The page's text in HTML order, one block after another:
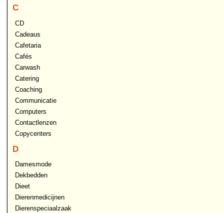
C
CD
Cadeaus
Cafetaria
Cafés
Carwash
Catering
Coaching
Communicatie
Computers
Contactlenzen
Copycenters
D
Damesmode
Dekbedden
Dieet
Dierenmedicijnen
Dierenspeciaalzaak